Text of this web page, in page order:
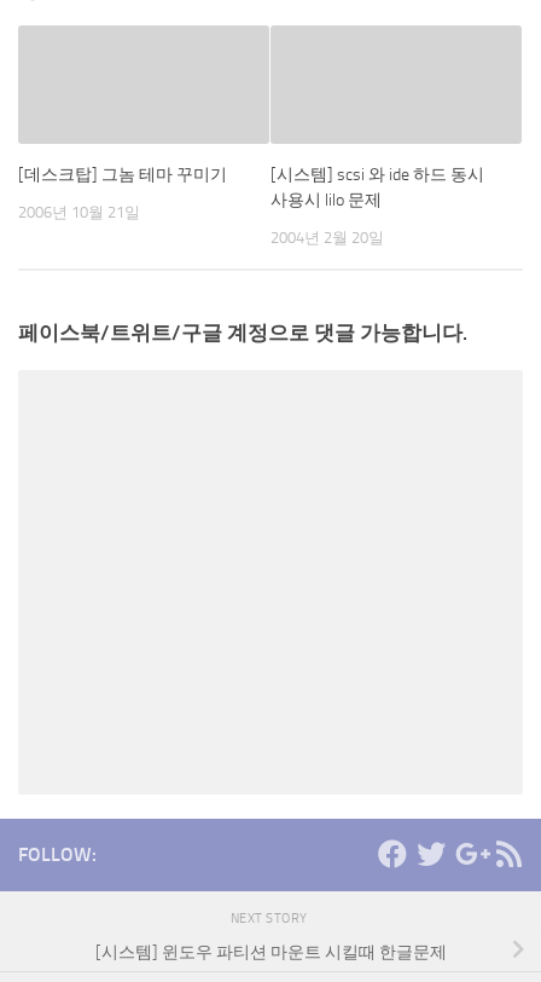
[데스크탑] 그놈 테마 꾸미기
2006년 10월 21일
[시스템] scsi 와 ide 하드 동시
사용시 lilo 문제
2004년 2월 20일
페이스북/트위트/구글 계정으로 댓글 가능합니다.
FOLLOW:
NEXT STORY
[시스템] 윈도우 파티션 마운트 시킬때 한글문제